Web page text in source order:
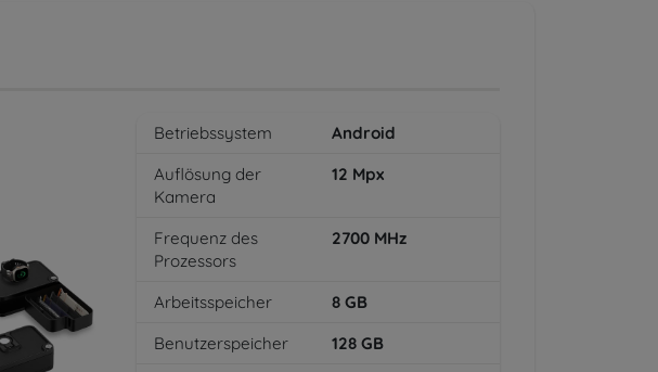
Betriebssystem
Android
Auflösung der
Kamera
12 Mpx
Frequenz des
Prozessors
2700 MHz
Arbeitsspeicher 8 GB
Benutzerspeicher
128 GB